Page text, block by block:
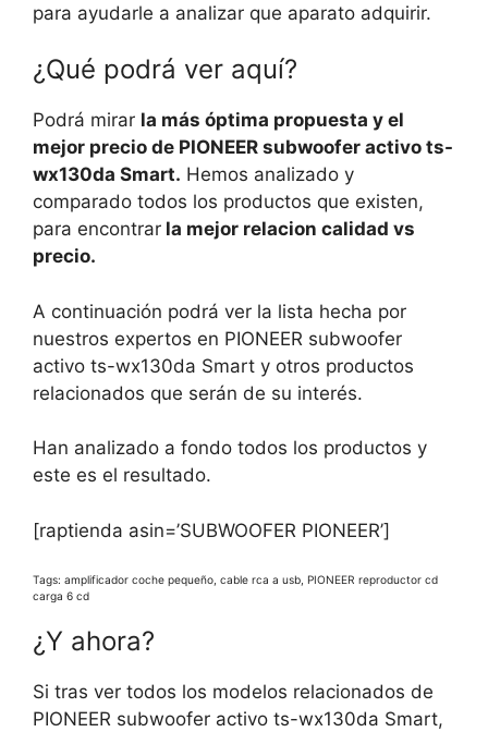
para ayudarle a analizar que aparato adquirir.
¿Qué podrá ver aquí?
Podrá mirar la más óptima propuesta y el
mejor precio de PIONEER subwoofer activo ts-
wx130da Smart. Hemos analizado y
comparado todos los productos que existen,
para encontrar la mejor relacion calidad vs
precio.
A continuación podrá ver la lista hecha por
nuestros expertos en PIONEER subwoofer
activo ts-wx130da Smart y otros productos
relacionados que serán de su interés.
Han analizado a fondo todos los productos y
este es el resultado.
[raptienda asin=’SUBWOOFER PIONEER’]
Tags: amplificador coche pequeño, cable rca a usb, PIONEER reproductor cd
carga 6 cd
¿Y ahora?
Si tras ver todos los modelos relacionados de
PIONEER subwoofer activo ts-wx130da Smart,